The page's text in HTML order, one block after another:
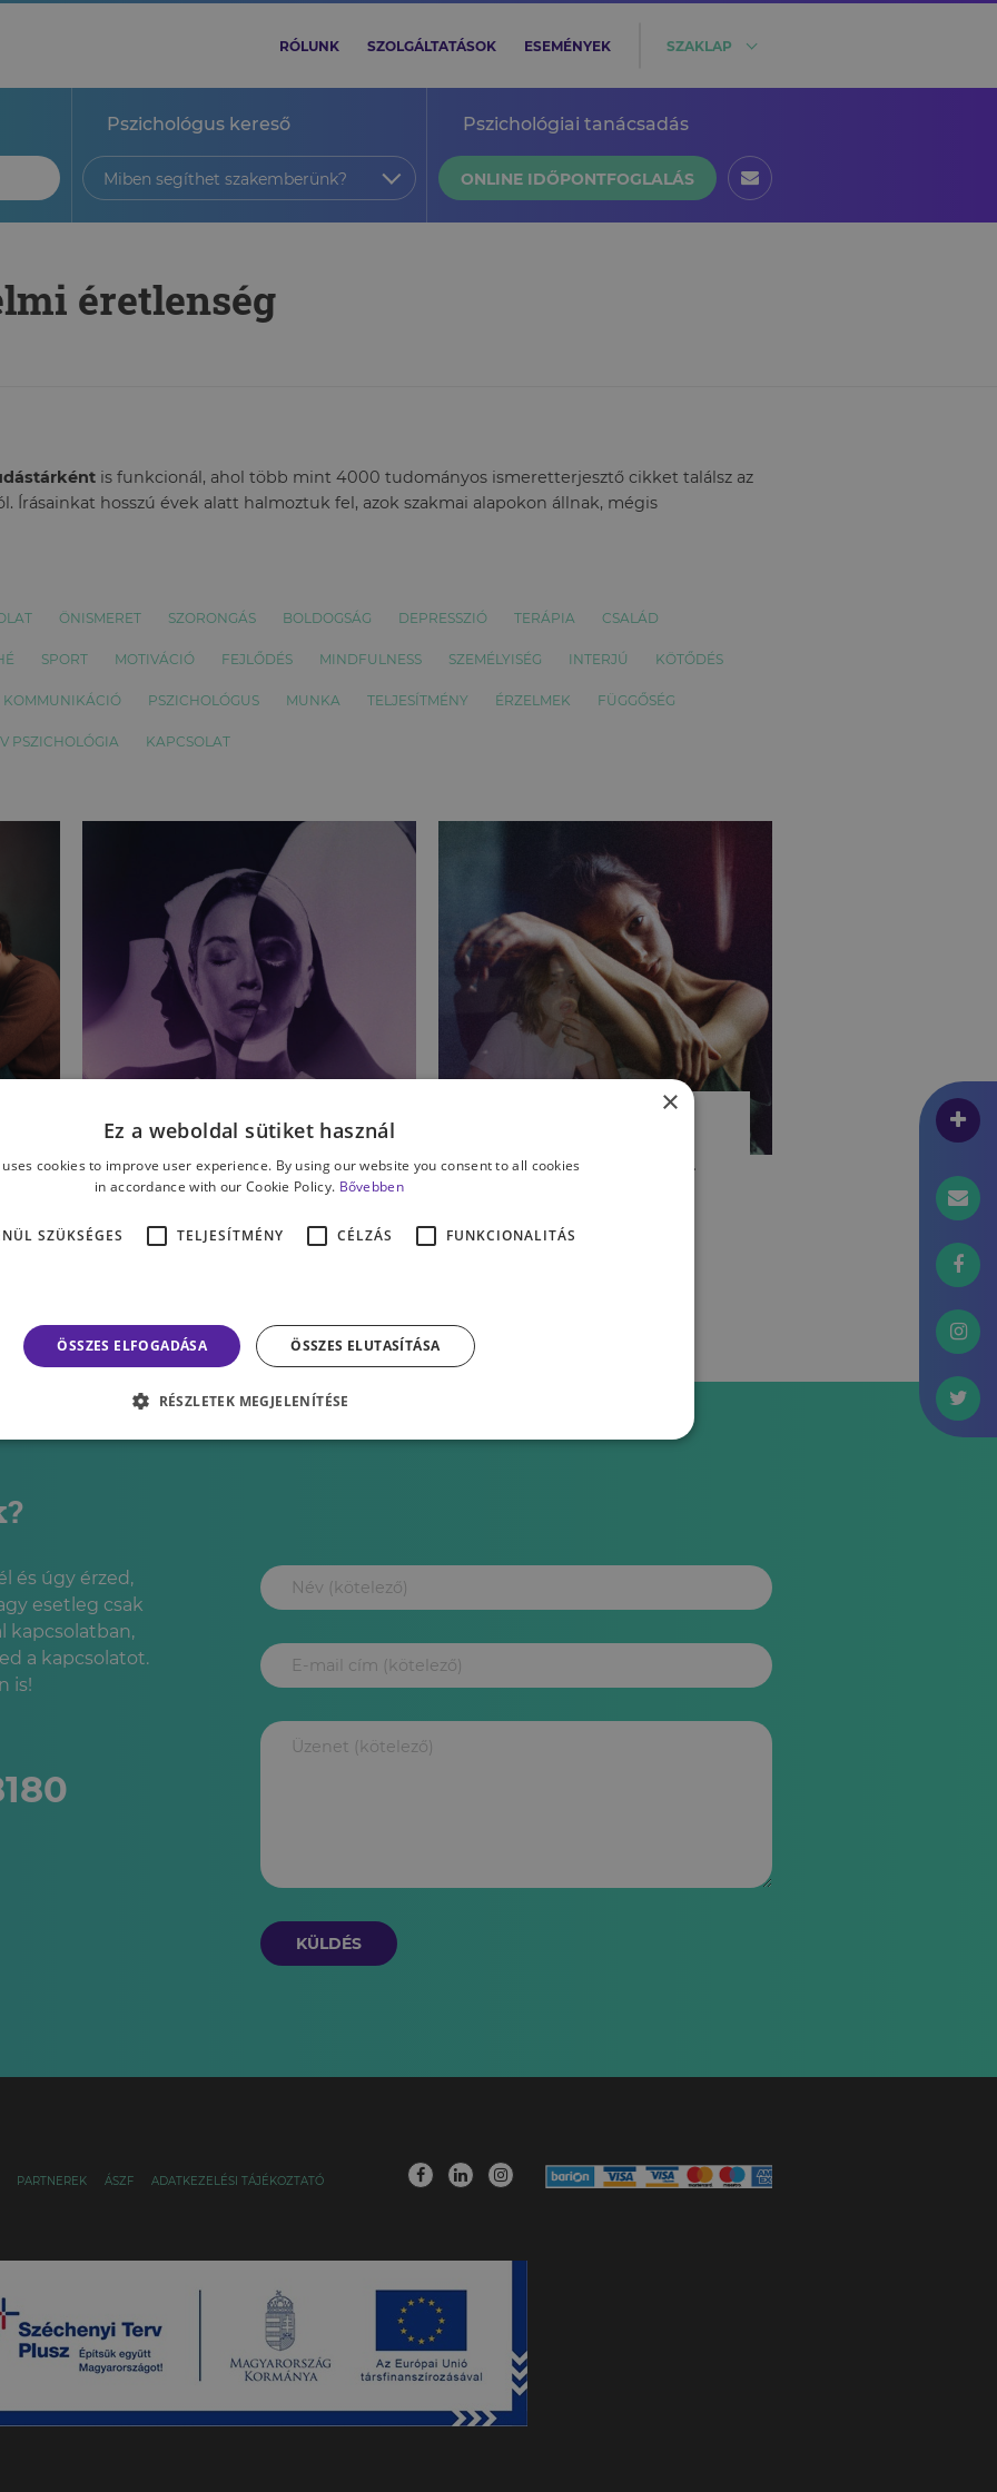
RÓLUNK SZOLGÁLTATÁSOK ESEMÉNYEK SZAKLAP
Pszichológus kereső
Miben segíthet szakemberünk?
Pszichológiai tanácsadás
ONLINE IDŐPONTFOGLALÁS
éretlenség
is funkcionál, ahol több mint 4000 tudományos ismeretterjesztő cikket találsz az
hosszú évek alatt halmoztuk fel, azok szakmai alapokon állnak, mégis
ÖNISMERET SZORONGÁS BOLDOGSÁG DEPRESSZIÓ TERÁPIA CSALÁD
SPORT MOTIVÁCIÓ FEJLŐDÉS MINDFULNESS SZEMÉLYISÉG INTERJÚ KÖTŐDÉS
KOMMUNIKÁCIÓ PSZICHOLÓGUS MUNKA TELJESÍTMÉNY ÉRZELMEK FÜGGŐSÉG
PSZICHOLÓGIA KAPCSOLAT
SZEMÉLYISÉG
Érzelmileg éretlen vagy
nárcisztikus? Ezekre a
tudni szeretnéd a választ!
Érzelmi éretlenség: Ha
és úgy érzed,
esetleg csak
kapcsolatban,
a kapcsolatot.
is!
KÜLDÉS
PARTNEREK ÁSZF ADATKEZELÉSI TÁJÉKOZTATÓ
×
Ez a weboldal sütiket használ
cookies to improve user experience. By using our website you consent to all cookies
in accordance with our Cookie Policy. Bővebben
SZÜKSÉGES TELJESÍTMÉNY CÉLZÁS FUNKCIONALITÁS
ÖSSZES ELFOGADÁSA ÖSSZES ELUTASÍTÁSA
RÉSZLETEK MEGJELENÍTÉSE